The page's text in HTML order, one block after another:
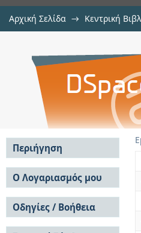
Αρχική Σελίδα → Κεντρική
Transient
Περιήγηση
Σε όλο το DSpace
Κοινότητες & Συλλογές
Ανά Ημερομηνία
Έκδοσης
Συγγραφείς
Ο Λογαριασμός μου
Σύνδεση
Εγγραφή
Οδηγίες / Βοήθεια
Οδηγίες Υποβολής